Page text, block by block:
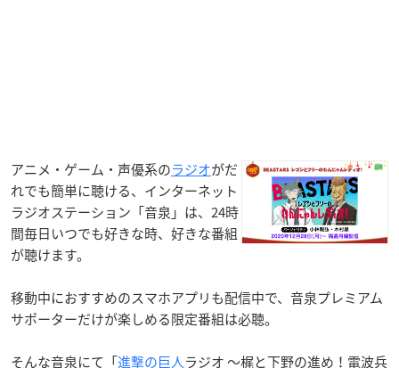
アニメ・ゲーム・声優系のラジオがだ
れでも簡単に聴ける、インターネット
ラジオステーション「音泉」は、24時
間毎日いつでも好きな時、好きな番組
が聴けます。
移動中におすすめのスマホアプリも配信中で、音泉プレミアム
サポーターだけが楽しめる限定番組は必聴。
そんな音泉にて「進撃の巨人ラジオ ～梶と下野の進め！電波兵